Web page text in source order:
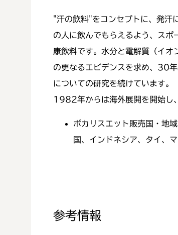
"汗の飲料"をコンセプトに、発汗
の人に飲んでもらえるよう、スポ
康飲料です。水分と電解質（イオ
の更なるエビデンスを求め、30
についての研究を続けています。
1982年からは海外展開を開始し
ポカリスエット販売国・地
国、インドネシア、タイ、
参考情報